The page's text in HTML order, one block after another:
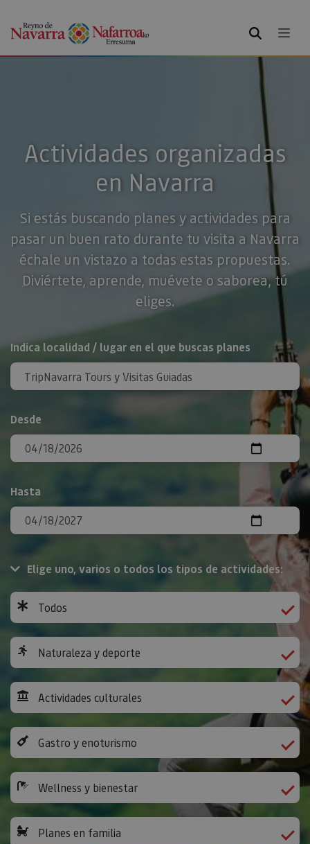
BUSCAR
Actividades organizadas
en Navarra
Si estás buscando planes y actividades para
pasar un buen rato durante tu visita a Navarra
échale un vistazo a todas estas propuestas.
Diviértete, aprende, muévete o saborea, tú
eliges.
BUSCAR
Indica localidad / lugar en el que buscas planes
Desde
Hasta
Elige uno, varios o todos los tipos de actividades:
Todos
Naturaleza y deporte
Actividades culturales
Gastro y enoturismo
Wellness y bienestar
Planes en familia